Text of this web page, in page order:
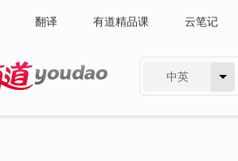
翻译 有道精品课 云笔记
中英